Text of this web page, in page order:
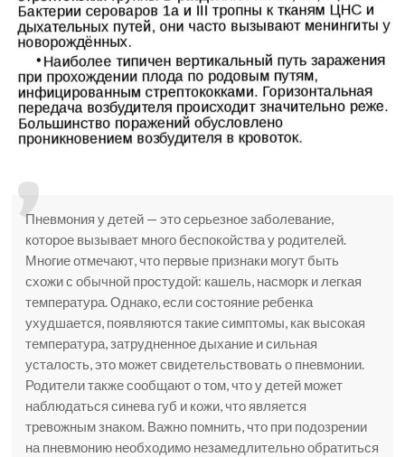
Пневмония у детей — это серьезное заболевание,
которое вызывает много беспокойства у родителей.
Многие отмечают, что первые признаки могут быть
схожи с обычной простудой: кашель, насморк и легкая
температура. Однако, если состояние ребенка
ухудшается, появляются такие симптомы, как высокая
температура, затрудненное дыхание и сильная
усталость, это может свидетельствовать о пневмонии.
Родители также сообщают о том, что у детей может
наблюдаться синева губ и кожи, что является
тревожным знаком. Важно помнить, что при подозрении
на пневмонию необходимо незамедлительно обратиться